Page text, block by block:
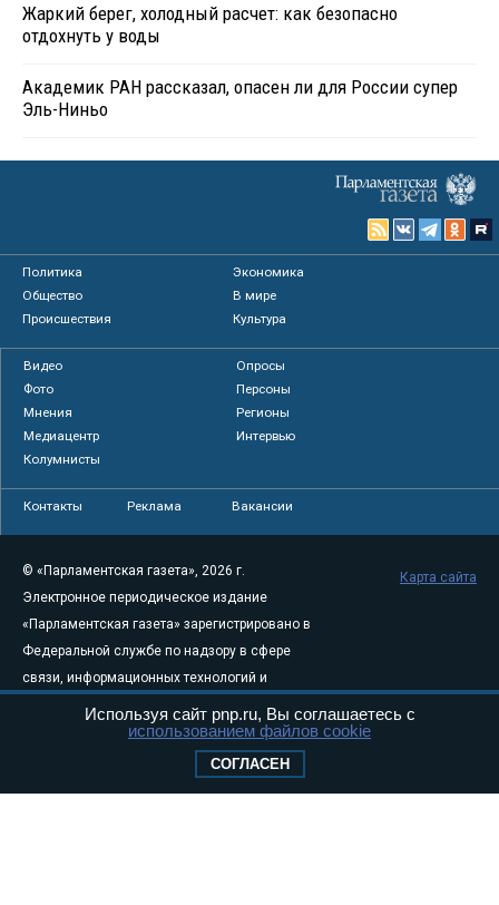
Жаркий берег, холодный расчет: как безопасно
отдохнуть у воды
Академик РАН рассказал, опасен ли для России супер
Эль-Ниньо
Политика
Экономика
Общество
В мире
Происшествия
Культура
Видео
Опросы
Фото
Персоны
Мнения
Регионы
Медиацентр
Интервью
Колумнисты
Контакты Реклама Вакансии
© «Парламентская газета», 2026 г.
Электронное периодическое издание
«Парламентская газета» зарегистрировано в
Федеральной службе по надзору в сфере
связи, информационных технологий и
августа 2011 года. 18+
Свидетельство о регистрации Эл № ФС77-
Карта сайта
Используя сайт pnp.ru, Вы соглашаетесь с
использованием файлов cookie
СОГЛАСЕН